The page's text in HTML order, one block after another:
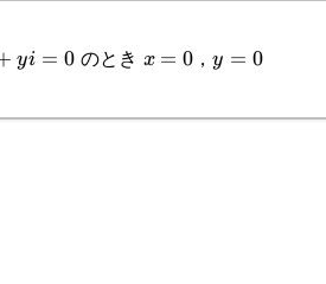
yi = 0のとき x=0
x = 0 ，y=0
y = 0